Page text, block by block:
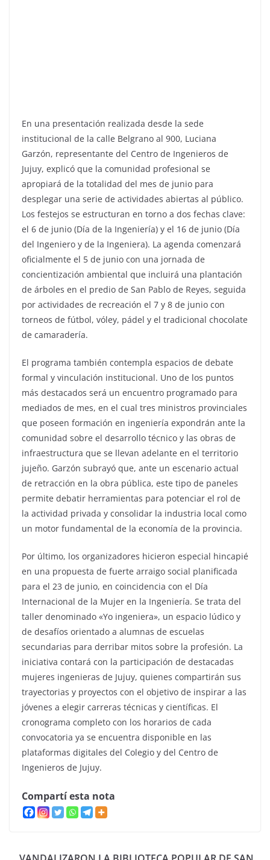
​En una presentación realizada desde la sede
institucional de la calle Belgrano al 900, Luciana
Garzón, representante del Centro de Ingenieros de
Jujuy, explicó que la comunidad profesional se
apropiará de la totalidad del mes de junio para
desplegar una serie de actividades abiertas al público.
Los festejos se estructuran en torno a dos fechas clave:
el 6 de junio (Día de la Ingeniería) y el 16 de junio (Día
del Ingeniero y de la Ingeniera). La agenda comenzará
oficialmente el 5 de junio con una jornada de
concientización ambiental que incluirá una plantación
de árboles en el predio de San Pablo de Reyes, seguida
por actividades de recreación el 7 y 8 de junio con
torneos de fútbol, vóley, pádel y el tradicional chocolate
de camaradería.
​El programa también contempla espacios de debate
formal y vinculación institucional. Uno de los puntos
más destacados será un encuentro programado para
mediados de mes, en el cual tres ministros provinciales
que poseen formación en ingeniería expondrán ante la
comunidad sobre el desarrollo técnico y las obras de
infraestructura que se llevan adelante en el territorio
jujeño. Garzón subrayó que, ante un escenario actual
de retracción en la obra pública, este tipo de paneles
permite debatir herramientas para potenciar el rol de
la actividad privada y consolidar la industria local como
un motor fundamental de la economía de la provincia.
​Por último, los organizadores hicieron especial hincapié
en una propuesta de fuerte arraigo social planificada
para el 23 de junio, en coincidencia con el Día
Internacional de la Mujer en la Ingeniería. Se trata del
taller denominado «Yo ingeniera», un espacio lúdico y
de desafíos orientado a alumnas de escuelas
secundarias para derribar mitos sobre la profesión. La
iniciativa contará con la participación de destacadas
mujeres ingenieras de Jujuy, quienes compartirán sus
trayectorias y proyectos con el objetivo de inspirar a las
jóvenes a elegir carreras técnicas y científicas. El
cronograma completo con los horarios de cada
convocatoria ya se encuentra disponible en las
plataformas digitales del Colegio y del Centro de
Ingenieros de Jujuy.
Compartí esta nota